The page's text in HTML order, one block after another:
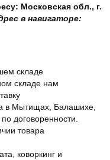
Московская обл., г.
в навигаторе:
складе
складе нам
в Мытищах, Балашихе,
договоренности.
товара
коворкинг и